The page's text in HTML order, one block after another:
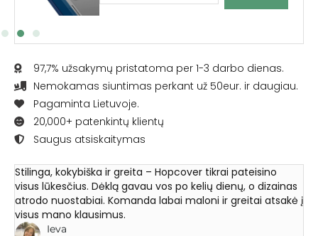
97,7% užsakymų pristatoma per 1-3 darbo dienas.
Nemokamas siuntimas perkant už 50eur. ir daugiau.
Pagaminta Lietuvoje.
20,000+ patenkintų klientų
Saugus atsiskaitymas
Ieva
Stilinga, kokybiška ir greita – Hopcover tikrai pateisino
visus lūkesčius. Dėklą gavau vos po kelių dienų, o dizainas
atrodo nuostabiai. Komanda labai maloni ir greitai atsakė į
visus mano klausimus.